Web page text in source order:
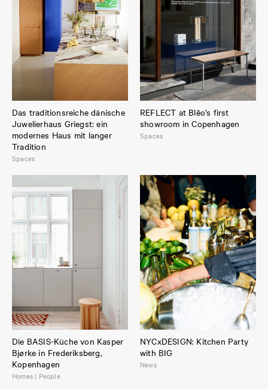
Das traditionsreiche dänische
Juwelierhaus Griegst: ein
modernes Haus mit langer
Tradition
Spaces
REFLECT at Blēo’s first
showroom in Copenhagen
Spaces
Die BASIS-Küche von Kasper
Bjørke in Frederiksberg,
Kopenhagen
Homes | People
NYCxDESIGN: Kitchen Party
with BIG
News